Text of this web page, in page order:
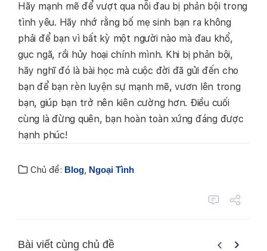
Hãy mạnh mẽ để vượt qua nỗi đau bị phản bội trong
tình yêu. Hãy nhớ rằng bố mẹ sinh bạn ra không
phải để bạn vì bất kỳ một người nào mà đau khổ,
gục ngã, rồi hủy hoại chính mình. Khi bị phản bội,
hãy nghĩ đó là bài học mà cuộc đời đã gửi đến cho
bạn để bạn rèn luyện sự mạnh mẽ, vươn lên trong
bạn, giúp bạn trở nên kiên cường hơn. Điều cuối
cùng là đừng quên, bạn hoàn toàn xứng đáng được
hạnh phúc!
Chủ đề: Blog, Ngoại Tình
Bài viết cùng chủ đề